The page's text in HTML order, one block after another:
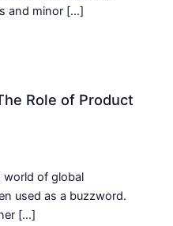
and minor […]
Role of Product
of global
used as a buzzword.
[…]